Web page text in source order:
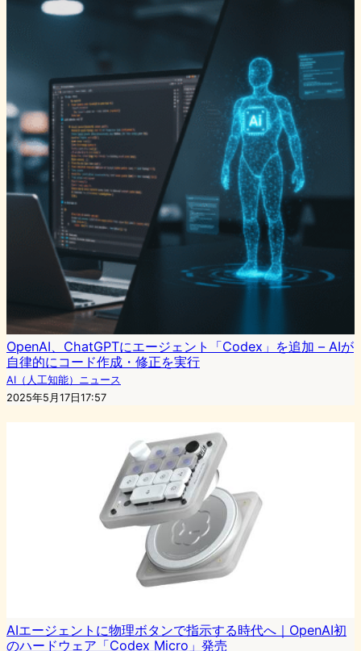
OpenAI、ChatGPTにエージェント「Codex」を追加 – AIが
自律的にコード作成・修正を実行
AI（人工知能）ニュース
2025年5月17日17:57
AIエージェントに物理ボタンで指示する時代へ｜OpenAI初
のハードウェア「Codex Micro」発売